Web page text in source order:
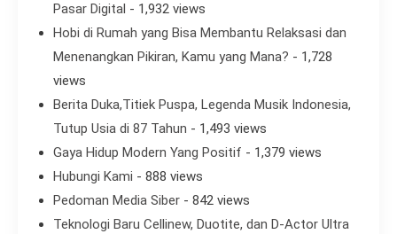
Pasar Digital - 1,932 views
Hobi di Rumah yang Bisa Membantu Relaksasi dan
Menenangkan Pikiran, Kamu yang Mana? - 1,728
views
Berita Duka,Titiek Puspa, Legenda Musik Indonesia,
Tutup Usia di 87 Tahun - 1,493 views
Gaya Hidup Modern Yang Positif - 1,379 views
Hubungi Kami - 888 views
Pedoman Media Siber - 842 views
Teknologi Baru Cellinew, Duotite, dan D-Actor Ultra